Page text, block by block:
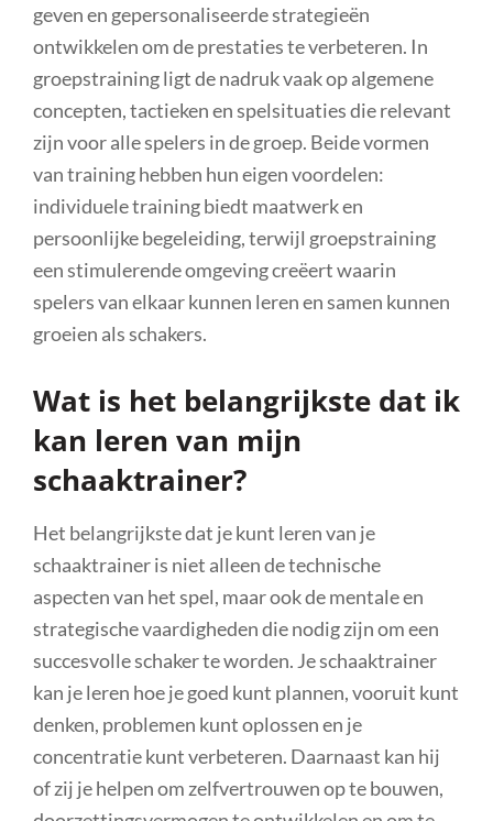
geven en gepersonaliseerde strategieën
ontwikkelen om de prestaties te verbeteren. In
groepstraining ligt de nadruk vaak op algemene
concepten, tactieken en spelsituaties die relevant
zijn voor alle spelers in de groep. Beide vormen
van training hebben hun eigen voordelen:
individuele training biedt maatwerk en
persoonlijke begeleiding, terwijl groepstraining
een stimulerende omgeving creëert waarin
spelers van elkaar kunnen leren en samen kunnen
groeien als schakers.
Wat is het belangrijkste dat ik
kan leren van mijn
schaaktrainer?
Het belangrijkste dat je kunt leren van je
schaaktrainer is niet alleen de technische
aspecten van het spel, maar ook de mentale en
strategische vaardigheden die nodig zijn om een
succesvolle schaker te worden. Je schaaktrainer
kan je leren hoe je goed kunt plannen, vooruit kunt
denken, problemen kunt oplossen en je
concentratie kunt verbeteren. Daarnaast kan hij
of zij je helpen om zelfvertrouwen op te bouwen,